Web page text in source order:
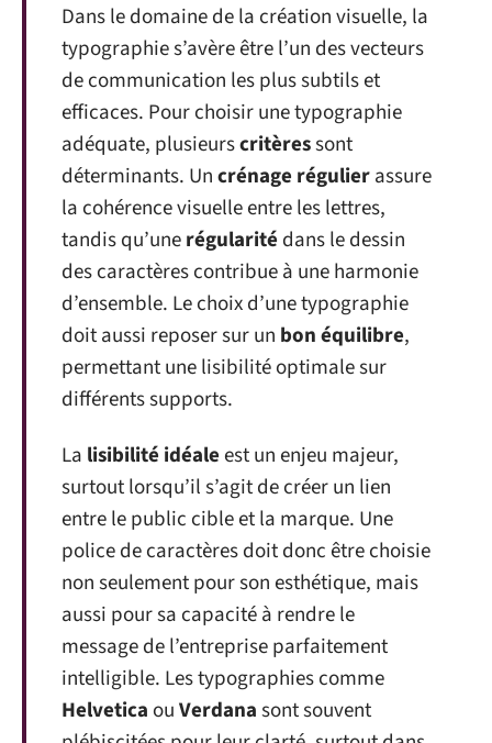
Dans le domaine de la création visuelle, la
typographie s’avère être l’un des vecteurs
de communication les plus subtils et
efficaces. Pour choisir une typographie
adéquate, plusieurscritèressont
déterminants. Uncrénage régulierassure
la cohérence visuelle entre les lettres,
tandis qu’unerégularité dans le dessin
des caractères contribue à une harmonie
d’ensemble. Le choix d’une typographie
doit aussi reposer sur un bon équilibre,
permettant une lisibilité optimale sur
différents supports.
La lisibilité idéaleest un enjeu majeur,
surtout lorsqu’il s’agit de créer un lien
entre le public cible et la marque. Une
police de caractères doit donc être choisie
non seulement pour son esthétique, mais
aussi pour sa capacité à rendre le
message de l’entreprise parfaitement
intelligible. Les typographies comme
Helvetica ouVerdanasont souvent